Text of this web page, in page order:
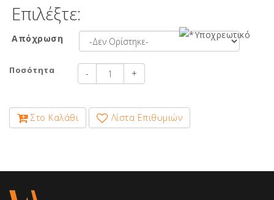
Επιλέξτε:
Απόχρωση
Ποσότητα - +
Στο Καλάθι Λίστα Επιθυμιών